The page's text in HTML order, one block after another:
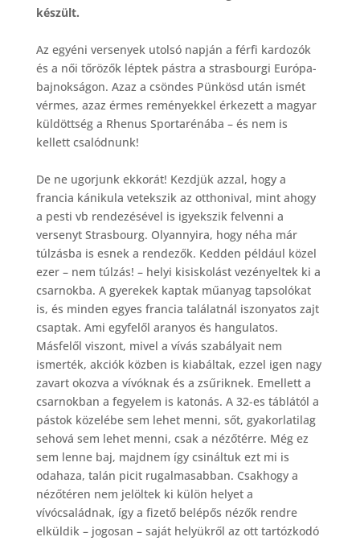
készült.
Az egyéni versenyek utolsó napján a férfi kardozók
és a női tőrözők léptek pástra a strasbourgi Európa-
bajnokságon. Azaz a csöndes Pünkösd után ismét
vérmes, azaz érmes reményekkel érkezett a magyar
küldöttség a Rhenus Sportarénába – és nem is
kellett csalódnunk!
De ne ugorjunk ekkorát! Kezdjük azzal, hogy a
francia kánikula vetekszik az otthonival, mint ahogy
a pesti vb rendezésével is igyekszik felvenni a
versenyt Strasbourg. Olyannyira, hogy néha már
túlzásba is esnek a rendezők. Kedden például közel
ezer – nem túlzás! – helyi kisiskolást vezényeltek ki a
csarnokba. A gyerekek kaptak műanyag tapsolókat
is, és minden egyes francia találatnál iszonyatos zajt
csaptak. Ami egyfelől aranyos és hangulatos.
Másfelől viszont, mivel a vívás szabályait nem
ismerték, akciók közben is kiabáltak, ezzel igen nagy
zavart okozva a vívóknak és a zsűriknek. Emellett a
csarnokban a fegyelem is katonás. A 32-es táblától a
pástok közelébe sem lehet menni, sőt, gyakorlatilag
sehová sem lehet menni, csak a nézőtérre. Még ez
sem lenne baj, majdnem így csináltuk ezt mi is
odahaza, talán picit rugalmasabban. Csakhogy a
nézőtéren nem jelöltek ki külön helyet a
vívócsaládnak, így a fizető belépős nézők rendre
elküldik – jogosan – saját helyükről az ott tartózkodó